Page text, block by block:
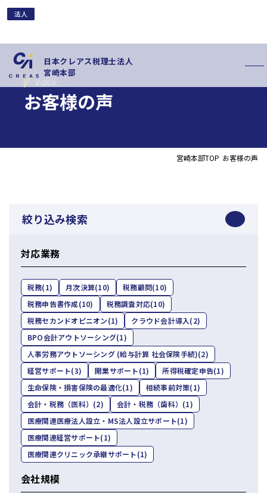
日本クレアス税理士法人
宮崎本部
新卒採用情報
中途採用情報
コーポレートサイトTOPへ
MyKomon
お問い合わせフォーム
拠点一覧
東京本社東京中野本部埼玉川口本部千葉本部
富山本部高岡本部
宮崎本部
Voice
お客様の声
宮崎本部TOP お客様の声
絞り込み検索
対応業務
税務(1) 月次決算(10) 税務顧問(10)
税務申告書作成(10) 税務調査対応(10)
税務セカンドオピニオン(1) クラウド会計導入(2)
BPO会計アウトソーシング(1)
人事労務アウトソーシング (給与計算 社会保険手続)(2)
経営サポート(3) 開業サポート(1) 所得税確定申告(1)
生命保険・損害保険の最適化(1) 相続事前対策(1)
会計・税務（医科） (2) 会計・税務（歯科） (1)
医療関連医療法人設立・MS法人設立サポート(1)
医療関連経営サポート(1)
医療関連クリニック承継サポート(1)
会社規模
法人
法人
法人
法人
法人
法人
法人
個人
法人
法人